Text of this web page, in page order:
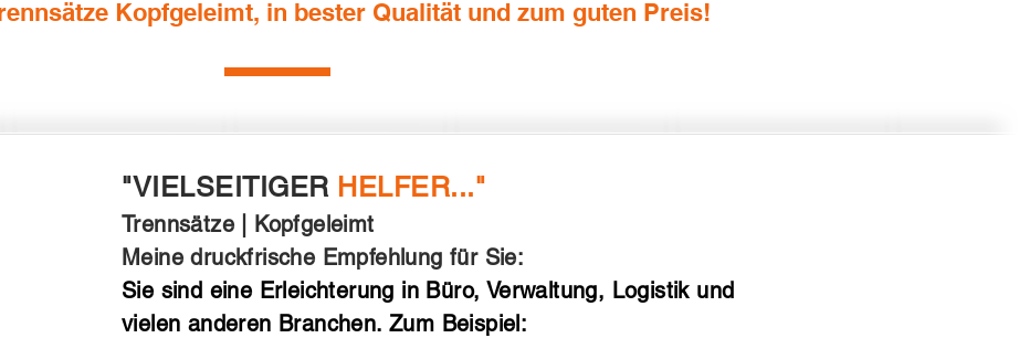
Kopfgeleimt, in bester Qualität und zum guten Preis!
"VIELSEITIGER HELFER..."
Trennsätze | Kopfgeleimt
Meine druckfrische Empfehlung für Sie:
Sie sind eine Erleichterung in Büro, Verwaltung, Logistik und
vielen anderen Branchen. Zum Beispiel: